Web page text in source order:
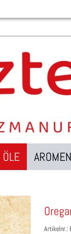
ÖLE AROMEN
Artikelnr.: